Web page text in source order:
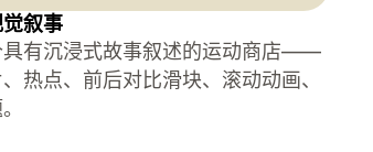
叙事
具有沉浸式故事叙述的运动商店——
热点、前后对比滑块、滚动动画、